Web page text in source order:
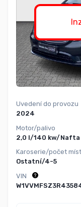
Uvedení do provozu
2024
Motor/palivo
2,0 l/140 kw/Nafta
Karoserie/počet míst
Ostatní/4-5
VIN